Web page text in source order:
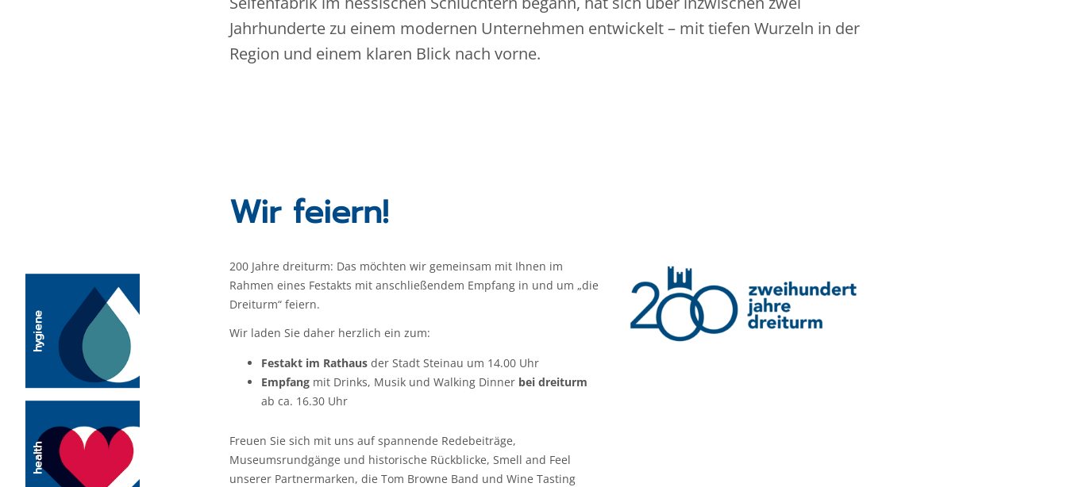
hygiene
health
Jahrhunderte zu einem modernen Unternehmen entwickelt – mit tiefen Wurzeln in der
Region und einem klaren Blick nach vorne.
Wir feiern!
200 Jahre dreiturm: Das möchten wir gemeinsam mit Ihnen im
Rahmen eines Festakts mit anschließendem Empfang in und um „die
Dreiturm“ feiern.
Wir laden Sie daher herzlich ein zum:
Festakt im Rathausder Stadt Steinau um 14.00 Uhr
Empfangmit Drinks, Musik und Walking Dinner bei dreiturm
ab ca. 16.30 Uhr
Freuen Sie sich mit uns auf spannende Redebeiträge,
Museumsrundgänge und historische Rückblicke, Smell and Feel
unserer Partnermarken, die Tom Browne Band und Wine Tasting